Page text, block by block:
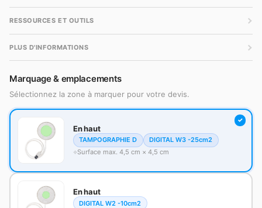
RESSOURCES ET OUTILS
PLUS D'INFORMATIONS
Marquage & emplacements
Sélectionnez la zone à marquer pour votre devis.
En haut
TAMPOGRAPHIE D
DIGITAL W3 -25cm2
Surface max. 4,5 cm × 4,5 cm
En haut
DIGITAL W2 -10cm2